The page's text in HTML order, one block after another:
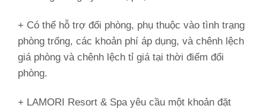
+ Có thể hỗ trợ đổi phòng, phụ thuộc vào tình trạng
phòng trống, các khoản phí áp dụng, và chênh lệch
giá phòng và chênh lệch tỉ giá tại thời điểm đổi
phòng.
+ LAMORI Resort & Spa yêu cầu một khoản đặt